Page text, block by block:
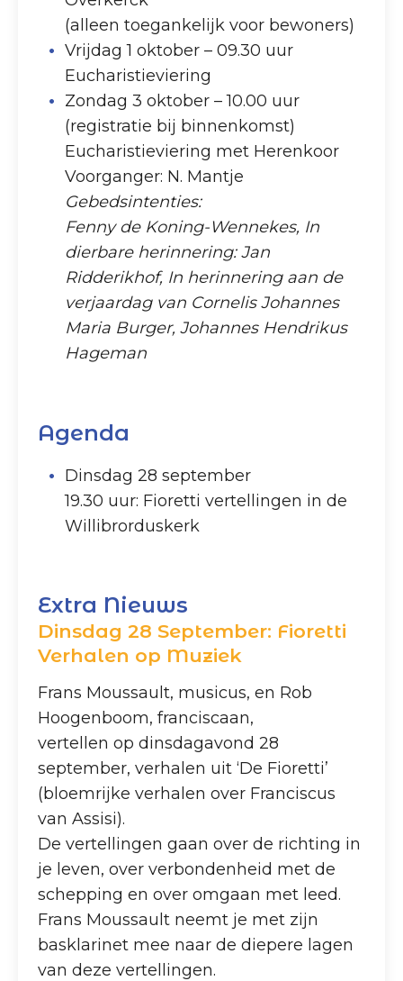
(alleen toegankelijk voor bewoners)
Vrijdag 1 oktober – 09.30 uur
Eucharistieviering
Zondag 3 oktober – 10.00 uur
(registratie bij binnenkomst)
Eucharistieviering met Herenkoor
Voorganger: N. Mantje
Gebedsintenties:
Fenny de Koning-Wennekes, In
dierbare herinnering: Jan
Ridderikhof, In herinnering aan de
verjaardag van Cornelis Johannes
Maria Burger, Johannes Hendrikus
Hageman
Agenda
Dinsdag 28 september
19.30 uur: Fioretti vertellingen in de
Willibrorduskerk
Extra Nieuws
Dinsdag 28 September: Fioretti
Verhalen op Muziek
Frans Moussault, musicus, en Rob
Hoogenboom, franciscaan,
vertellen op dinsdagavond 28
september, verhalen uit ‘De Fioretti’
(bloemrijke verhalen over Franciscus
van Assisi).
De vertellingen gaan over de richting in
je leven, over verbondenheid met de
schepping en over omgaan met leed.
Frans Moussault neemt je met zijn
basklarinet mee naar de diepere lagen
van deze vertellingen.